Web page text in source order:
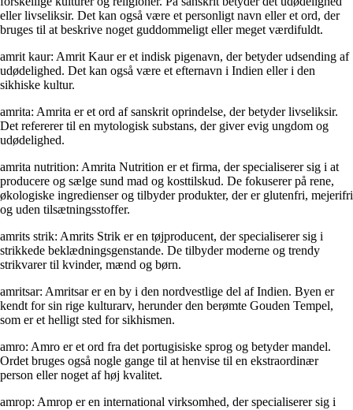
eller livseliksir. Det kan også være et personligt navn eller et ord, der
bruges til at beskrive noget guddommeligt eller meget værdifuldt.
amrit kaur: Amrit Kaur er et indisk pigenavn, der betyder udsending af
udødelighed. Det kan også være et efternavn i Indien eller i den
sikhiske kultur.
amrita: Amrita er et ord af sanskrit oprindelse, der betyder livseliksir.
Det refererer til en mytologisk substans, der giver evig ungdom og
udødelighed.
amrita nutrition: Amrita Nutrition er et firma, der specialiserer sig i at
producere og sælge sund mad og kosttilskud. De fokuserer på rene,
økologiske ingredienser og tilbyder produkter, der er glutenfri, mejerifri
og uden tilsætningsstoffer.
amrits strik: Amrits Strik er en tøjproducent, der specialiserer sig i
strikkede beklædningsgenstande. De tilbyder moderne og trendy
strikvarer til kvinder, mænd og børn.
amritsar: Amritsar er en by i den nordvestlige del af Indien. Byen er
kendt for sin rige kulturarv, herunder den berømte Gouden Tempel,
som er et helligt sted for sikhismen.
amro: Amro er et ord fra det portugisiske sprog og betyder mandel.
Ordet bruges også nogle gange til at henvise til en ekstraordinær
person eller noget af høj kvalitet.
amrop: Amrop er en international virksomhed, der specialiserer sig i